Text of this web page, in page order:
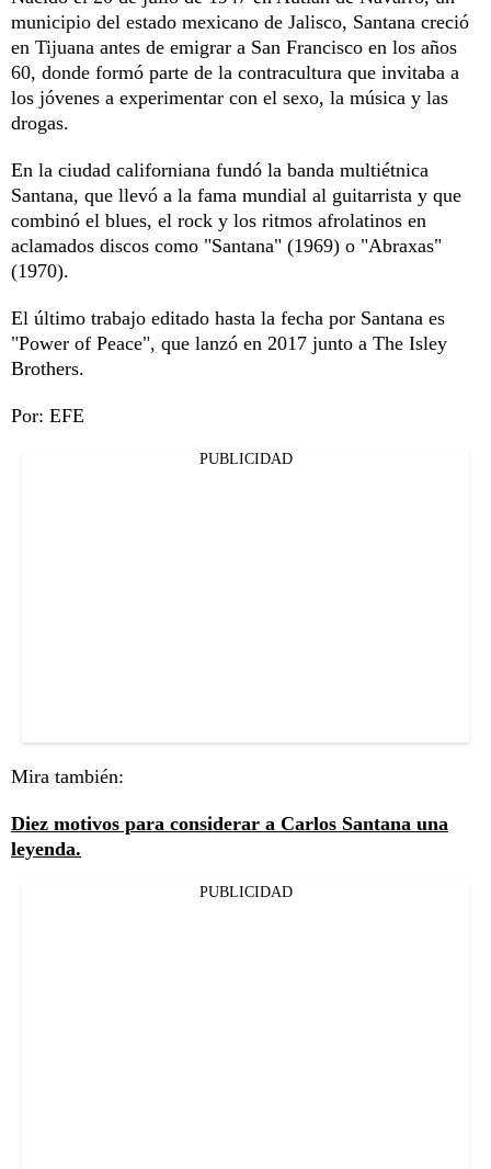
municipio del estado mexicano de Jalisco, Santana creció
en Tijuana antes de emigrar a San Francisco en los años
60, donde formó parte de la contracultura que invitaba a
los jóvenes a experimentar con el sexo, la música y las
drogas.
En la ciudad californiana fundó la banda multiétnica
Santana, que llevó a la fama mundial al guitarrista y que
combinó el blues, el rock y los ritmos afrolatinos en
aclamados discos como "Santana" (1969) o "Abraxas"
(1970).
El último trabajo editado hasta la fecha por Santana es
"Power of Peace", que lanzó en 2017 junto a The Isley
Brothers.
Por: EFE
PUBLICIDAD
Mira también:
Diez motivos para considerar a Carlos Santana una
leyenda.
PUBLICIDAD